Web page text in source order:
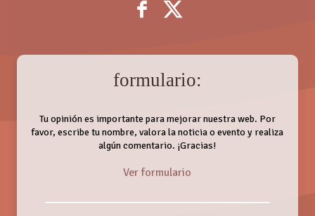
formulario:
Tu opinión es importante para mejorar nuestra web. Por
favor, escribe tu nombre, valora la noticia o evento y realiza
algún comentario. ¡Gracias!
Ver formulario